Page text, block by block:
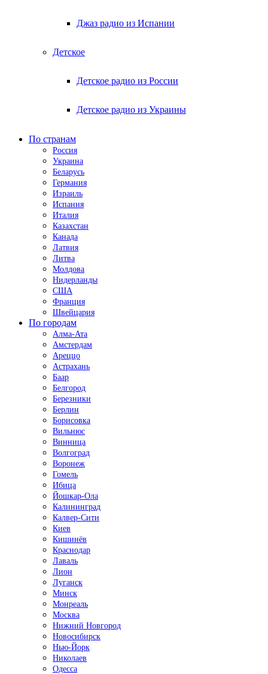
Джаз радио из Испании
Детское
Детское радио из России
Детское радио из Украины
По странам
Россия
Украина
Беларусь
Германия
Израиль
Испания
Италия
Казахстан
Канада
Латвия
Литва
Молдова
Нидерланды
США
Франция
Швейцария
По городам
Алма-Ата
Амстердам
Ареццо
Астрахань
Баар
Белгород
Березники
Берлин
Борисовка
Вильнюс
Винница
Волгоград
Воронеж
Гомель
Ибица
Йошкар-Ола
Калининград
Калвер-Сити
Киев
Кишинёв
Краснодар
Лаваль
Лион
Луганск
Минск
Монреаль
Москва
Нижний Новгород
Новосибирск
Нью-Йорк
Николаев
Одесса